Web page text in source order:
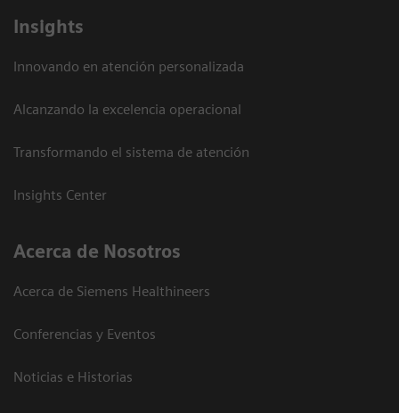
Insights
Innovando en atención personalizada
Alcanzando la excelencia operacional
Transformando el sistema de atención
Insights Center
Acerca de Nosotros
Acerca de Siemens Healthineers
Conferencias y Eventos
Noticias e Historias